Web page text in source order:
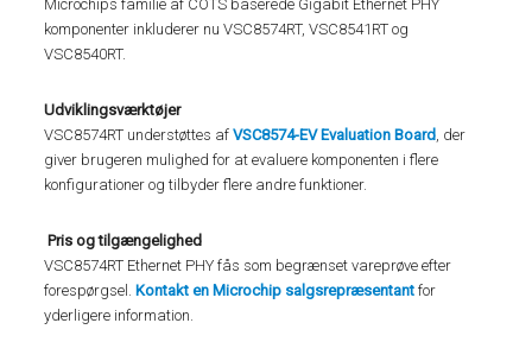
Microchips familie af COTS baserede Gigabit Ethernet PHY
komponenter inkluderer nu VSC8574RT, VSC8541RT og
VSC8540RT.
Udviklingsværktøjer
VSC8574RT understøttes afVSC8574-EV Evaluation Board, der
giver brugeren mulighed for at evaluere komponenten i flere
konfigurationer og tilbyder flere andre funktioner.
Pris og tilgængelighed
VSC8574RT Ethernet PHY fås som begrænset vareprøve efter
forespørgsel. Kontakt en Microchip salgsrepræsentant for
yderligere information.